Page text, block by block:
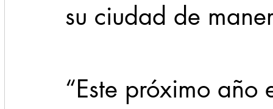
su ciudad de
“Este próximo